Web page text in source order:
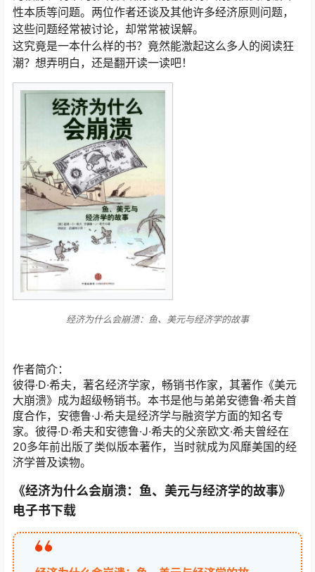
性本质等问题。两位作者还谈及其他许多经济原则问题，
这些问题经常被讨论，却常常被误解。
这究竟是一本什么样的书？竟然能激起这么多人的阅读狂
潮？想弄明白，还是翻开读一读吧！
经济为什么会崩溃：鱼、美元与经济学的故事
作者简介：
彼得·D·希夫，著名经济学家，畅销书作家，其著作《美元
大崩溃》成为超级畅销书。本书是他与弟弟安德鲁·希夫首
度合作，安德鲁·J·希夫是经济学与融资学方面的知名专
家。彼得·D·希夫和安德鲁·J·希夫的父亲欧文·希夫曾经在
20多年前出版了类似版本著作，当时就成为风靡美国的经
济学普及读物。
《经济为什么会崩溃：鱼、美元与经济学的故事》
电子书下载